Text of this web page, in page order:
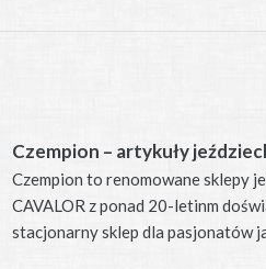
Czempion – artykuły
Czempion to renomowane sklepy
CAVALOR z ponad 20-letinm
stacjonarny sklep dla pasjonatów